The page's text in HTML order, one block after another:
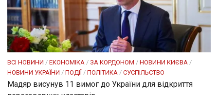
ВСІ НОВИНИ / ЕКОНОМІКА / ЗА КОРДОНОМ / НОВИНИ КИЄВА /
НОВИНИ УКРАЇНИ / ПОДІЇ/ ПОЛІТИКА / СУСПІЛЬСТВО
Мадяр висунув 11 вимог до України для відкриття